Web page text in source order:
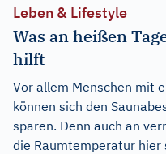
Leben & Lifestyle
Was an heißen
hilft
Vor allem Menschen mit
können sich den
sparen. Denn auch an
die Raumtemperatur hier